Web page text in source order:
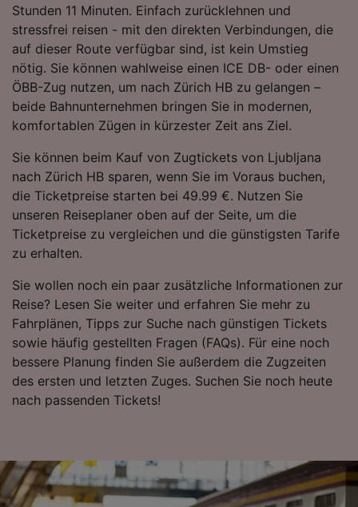
Stunden 11 Minuten. Einfach zurücklehnen und
stressfrei reisen - mit den direkten Verbindungen, die
auf dieser Route verfügbar sind, ist kein Umstieg
nötig. Sie können wahlweise einen ICE DB- oder einen
ÖBB-Zug nutzen, um nach Zürich HB zu gelangen –
beide Bahnunternehmen bringen Sie in modernen,
komfortablen Zügen in kürzester Zeit ans Ziel.
Sie können beim Kauf von Zugtickets von Ljubljana
nach Zürich HB sparen, wenn Sie im Voraus buchen,
die Ticketpreise starten bei 49.99 €. Nutzen Sie
unseren Reiseplaner oben auf der Seite, um die
Ticketpreise zu vergleichen und die günstigsten Tarife
zu erhalten.
Sie wollen noch ein paar zusätzliche Informationen zur
Reise? Lesen Sie weiter und erfahren Sie mehr zu
Fahrplänen, Tipps zur Suche nach günstigen Tickets
sowie häufig gestellten Fragen (FAQs). Für eine noch
bessere Planung finden Sie außerdem die Zugzeiten
des ersten und letzten Zuges. Suchen Sie noch heute
nach passenden Tickets!
Folgendes bereitzustellen:
Verwendung genauer Standortdaten.
Endgeräteeigenschaften zur Identifikation
aktiv abfragen. Speichern von oder Zugriff auf
Informationen auf einem Endgerät.
Personalisierte Werbung und Inhalte, Messung
von Werbeleistung und der Performance von
Inhalten, Zielgruppenforschung sowie
Angeboten.
Liste der Partner (Lieferanten)